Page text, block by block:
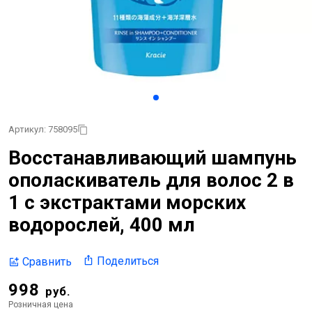
Артикул: 758095
Восстанавливающий шампунь
ополаскиватель для волос 2 в
1 с экстрактами морских
водорослей, 400 мл
Сравнить Поделиться
998 руб.
Розничная цена